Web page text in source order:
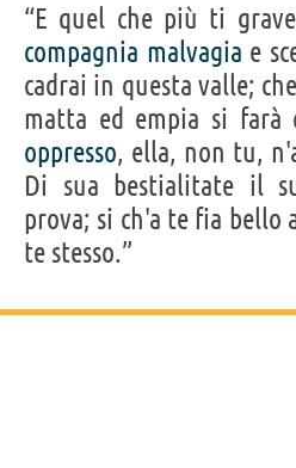
“E quel che più ti
compagnia malvagia e
cadrai in questa valle;
matta ed empia si farà
oppresso, ella, non tu,
Di sua bestialitate il
prova; si ch'a te fia
te stesso.”